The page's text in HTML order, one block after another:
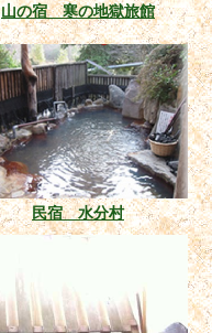
山の宿 寒の地獄旅館
民宿 水分村